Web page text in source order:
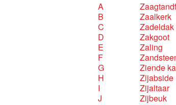
A
B
C
D
E
F
G
H
I
J
Zaalkerk
Zadeldak
Zakgoot
Zaling
Ziende
Zijabside
Zijaltaar
Zijbeuk